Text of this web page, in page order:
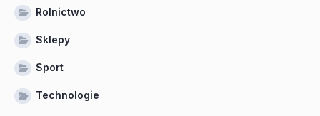
Rolnictwo
Sklepy
Sport
Technologie